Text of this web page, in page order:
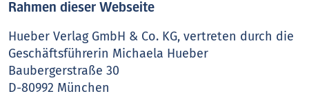
Rahmen dieser Webseite
Hueber Verlag GmbH & Co. KG, vertreten durch die
Geschäftsführerin Michaela Hueber
Baubergerstraße 30
D-80992 München